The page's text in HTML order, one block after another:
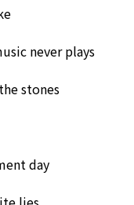
never plays
stones
day